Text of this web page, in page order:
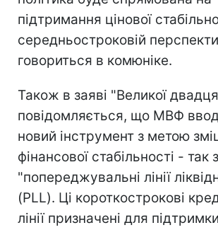
підтримання цінової
середньостроковій
говориться в комюніке.
Також в заяві "Великої
повідомляється, що МВФ
новий інструмент з метою
фінансової стабільності - так
"попереджувальні лінії
(PLL). Ці короткострокові
лінії призначені для